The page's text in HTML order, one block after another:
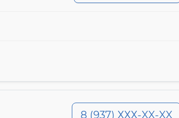
8 (937) ХХХ-XX-XX